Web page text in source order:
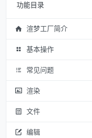
功能目录
渲梦工厂简介
基本操作
常见问题
渲染
文件
编辑